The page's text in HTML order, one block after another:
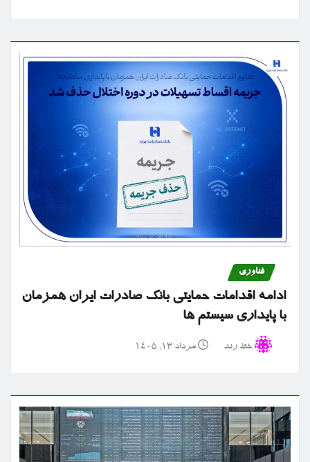
فناوری
ادامه اقدامات حمایتی بانک صادرات ایران همزمان
با پایداری سیستم ها
خط رند مرداد ۱۳, ۱۴۰۵